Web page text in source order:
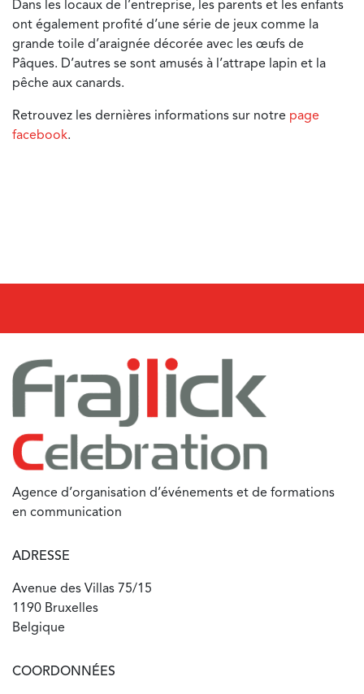
Dans les locaux de l’entreprise, les parents et les enfants
ont également profité d’une série de jeux comme la
grande toile d’araignée décorée avec les œufs de
Pâques. D’autres se sont amusés à l’attrape lapin et la
pêche aux canards.
Retrouvez les dernières informations sur notre page
facebook.
Agence d’organisation d’événements et de formations
en communication
ADRESSE
Avenue des Villas 75/15
1190 Bruxelles
Belgique
COORDONNÉES